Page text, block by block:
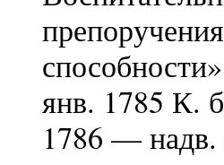
янв. 1785 К.
1786 — надв.